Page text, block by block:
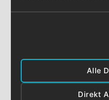
Alle
Direkt